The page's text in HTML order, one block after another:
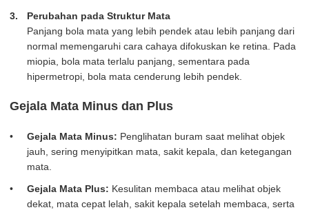
Perubahan pada Struktur Mata
Panjang bola mata yang lebih pendek atau lebih panjang dari
normal memengaruhi cara cahaya difokuskan ke retina. Pada
miopia, bola mata terlalu panjang, sementara pada
hipermetropi, bola mata cenderung lebih pendek.
Gejala Mata Minus dan Plus
Gejala Mata Minus: Penglihatan buram saat melihat objek
jauh, sering menyipitkan mata, sakit kepala, dan ketegangan
mata.
Gejala Mata Plus: Kesulitan membaca atau melihat objek
dekat, mata cepat lelah, sakit kepala setelah membaca, serta